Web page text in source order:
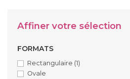
Affiner votre sélection
FORMATS
Rectangulaire (1)
Ovale